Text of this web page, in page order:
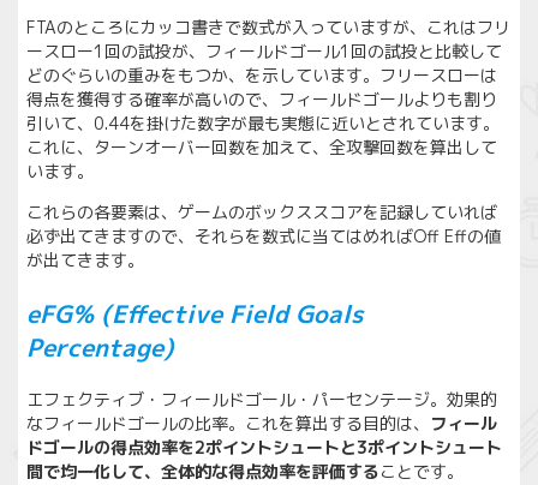
FTAのところにカッコ書きで数式が入っていますが、これはフリ
ースロー1回の試投が、フィールドゴール1回の試投と比較して
どのぐらいの重みをもつか、を示しています。フリースローは
得点を獲得する確率が高いので、フィールドゴールよりも割り
引いて、0.44を掛けた数字が最も実態に近いとされています。
これに、ターンオーバー回数を加えて、全攻撃回数を算出して
います。
これらの各要素は、ゲームのボックススコアを記録していれば
必ず出てきますので、それらを数式に当てはめればOff Effの値
が出てきます。
eFG% (Effective Field Goals
Percentage)
エフェクティブ・フィールドゴール・パーセンテージ。効果的
なフィールドゴールの比率。これを算出する目的は、
フィール
ドゴールの得点効率を2ポイントシュートと3ポイントシュート
間で均一化して、全体的な得点効率を評価することです。